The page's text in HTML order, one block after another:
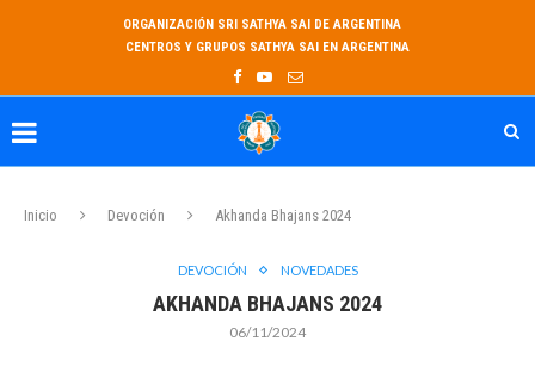
ORGANIZACIÓN SRI SATHYA SAI DE ARGENTINA
CENTROS Y GRUPOS SATHYA SAI EN ARGENTINA
Inicio Devoción Akhanda Bhajans 2024
DEVOCIÓN NOVEDADES
AKHANDA BHAJANS 2024
06/11/2024